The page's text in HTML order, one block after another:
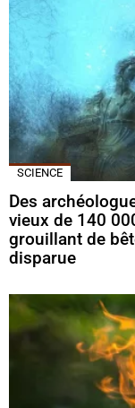
SCIENCE
Des
vieux de 140
grouillant de
disparue